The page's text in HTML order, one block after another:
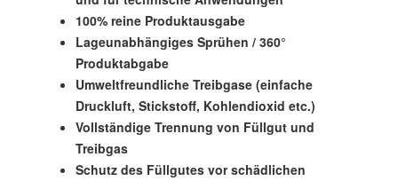
100% reine Produktausgabe
Lageunabhängiges Sprühen / 360°
Produktabgabe
Umweltfreundliche Treibgase (einfache
Druckluft, Stickstoff, Kohlendioxid etc.)
Vollständige Trennung von Füllgut und
Treibgas
Schutz des Füllgutes vor schädlichen